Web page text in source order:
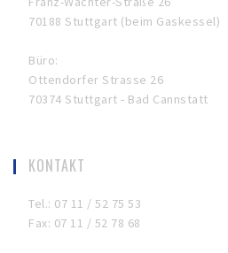
70188 Stuttgart (beim Gaskessel)
Büro:
Ottendorfer Strasse 26
70374 Stuttgart - Bad Cannstatt
KONTAKT
Tel.: 07 11 / 52 75 53
Fax: 07 11 / 52 78 68